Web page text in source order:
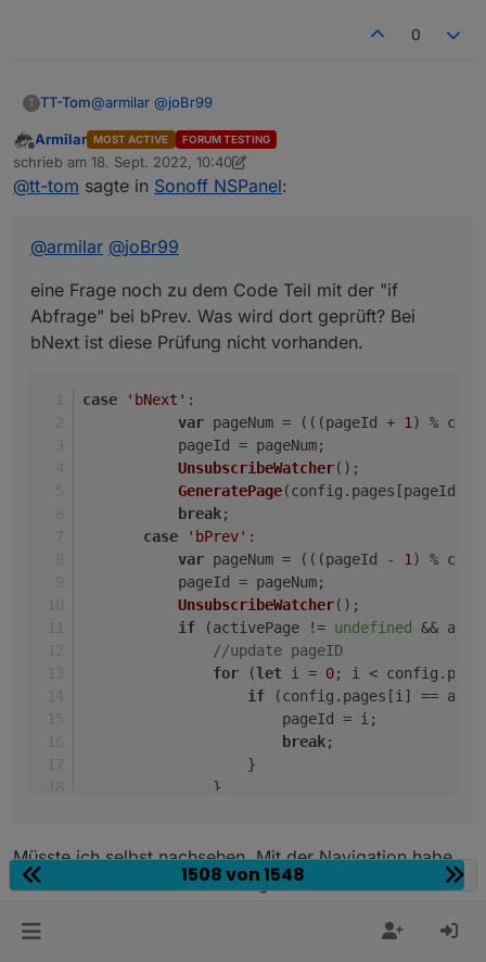
0
T TT-Tom@armilar @joBr99
eine Frage noch zu dem Code Teil mit der "if Abfrage"
bei bPrev. Was wird dort geprüft? Bei bNext ist diese
Prüfung nicht vorhanden.
case 'bNext':
           UnsubscribeWatcher();
           break;
       case 'bPrev':
var pageNum = (((pageId - 1) %
           pageId = pageNum;
if (activePage != undefined &&
               //update pageID
for (let i = 0; i <
if (config.pages[i] ==
                       pageId = i;
                       break;
                   }
               }
           }
           else {
           break;
Offline
Armilar MOST ACTIVE FORUM TESTING
schrieb am 18. Sept. 2022, 10:40
zuletzt editiert von Armilar
@tt-tom sagte in Sonoff NSPanel:
@armilar @joBr99
eine Frage noch zu dem Code Teil mit der "if
Abfrage" bei bPrev. Was wird dort geprüft? Bei
bNext ist diese Prüfung nicht vorhanden.
case 'bNext' :
var pageNum = (((pageId + 1 ) %
           pageId = pageNum;
UnsubscribeWatcher();
GeneratePage(config. pages [pageId]);
break;
case
'bPrev' :
var pageNum = (((pageId - 1 ) %
           pageId = pageNum;
UnsubscribeWatcher();
if (activePage != undefined
&&
//update pageID
for (let i = 0; i < config.
if (config. pages [i] ==
                       pageId = i;
break;
                   }
               }
else {
GeneratePage
Müsste ich selbst nachsehen. Mit der Navigation habe
ich mich nie wirklich beschäftigt. Die hat Grrzzz für die
damit zusammenhängen.
1508 von 1548